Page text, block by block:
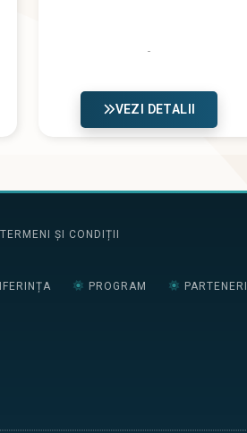
VEZI DETALII
TERMENI ȘI CONDIȚII
PROGRAM PARTENERI